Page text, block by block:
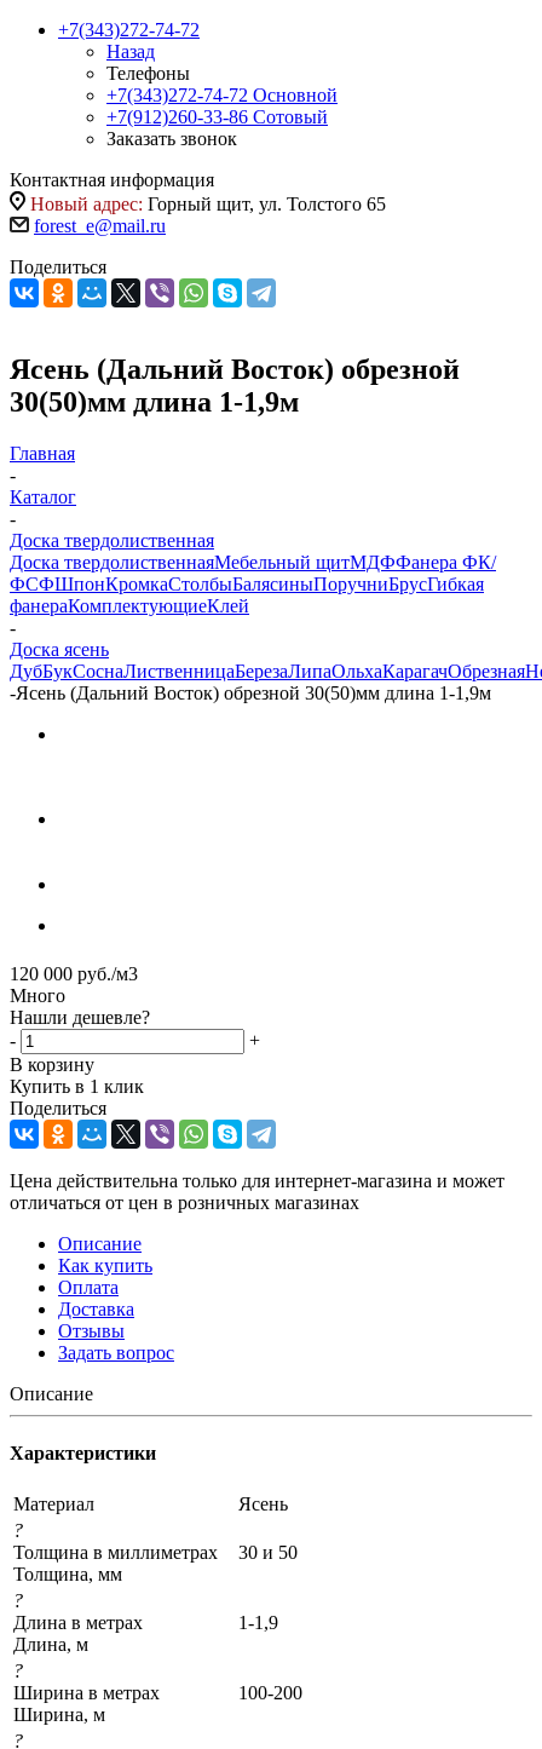
+7(343)272-74-72
Назад
Телефоны
+7(343)272-74-72 Основной
+7(912)260-33-86 Сотовый
Заказать звонок
Контактная информация
Новый адрес: Горный щит, ул. Толстого 65
forest_e@mail.ru
Поделиться
Ясень (Дальний Восток) обрезной
30(50)мм длина 1-1,9м
Главная
-
Каталог
-
Доска твердолиственная
Доска твердолиственнаяМебельный щитМДФФанера ФК/
ФСФШпонКромкаСтолбыБалясиныПоручниБрусГибкая
фанераКомплектующиеКлей
-
Доска ясень
ДубБукСоснаЛиственницаБерезаЛипаОльхаКарагачОбрезная
-Ясень (Дальний Восток) обрезной 30(50)мм длина 1-1,9м
120 000 руб./м3
Много
Нашли дешевле?
-
+
В корзину
Купить в 1 клик
Поделиться
Цена действительна только для интернет-магазина и может
отличаться от цен в розничных магазинах
Описание
Как купить
Оплата
Доставка
Отзывы
Задать вопрос
Описание
Характеристики
Материал
Ясень
?
Толщина в миллиметрах
Толщина, мм
30 и 50
?
Длина в метрах
Длина, м
1-1,9
?
Ширина в метрах
Ширина, м
100-200
?